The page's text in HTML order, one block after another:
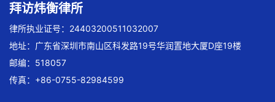
拜访炜衡律所
律所执业证号：24403200511032007
地址：广东省深圳市南山区科发路19号华润置地大厦D座19楼
邮编：518057
传真：+86-0755-82984599